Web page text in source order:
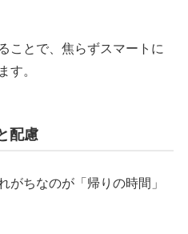
ことで、焦らずスマートに
す。
配慮
がちなのが「帰りの時間」